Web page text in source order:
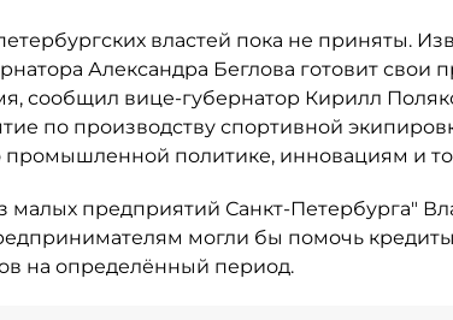
властей пока не приняты.
Александра Беглова готовит свои
сообщил вице-губернатор Кирилл
по производству спортивной
промышленной политике, инновациям и
малых предприятий Санкт-Петербурга"
могли бы помочь кредиты
на определённый период.